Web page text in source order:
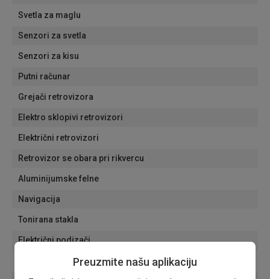
Svetla za maglu
Senzori za svetla
Senzori za kisu
Putni računar
Grejači retrovizora
Elektro sklopivi retrovizori
Električni retrovizori
Retrovizor se obara pri rikvercu
Aluminijumske felne
Navigacija
Tonirana stakla
Električni podizači
Grejači vetrobranskog stakla
Preuzmite našu aplikaciju